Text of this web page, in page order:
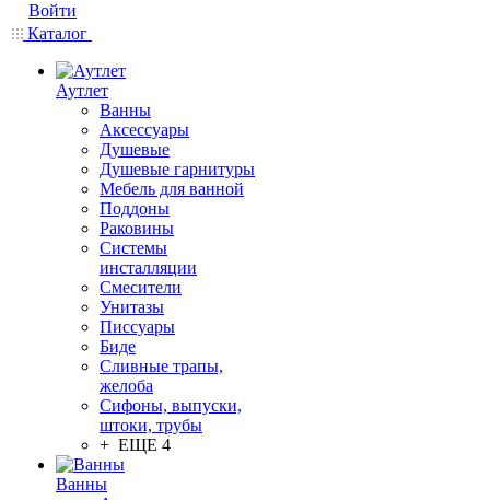
Войти
Каталог
Аутлет
Ванны
Аксессуары
Душевые
Душевые гарнитуры
Мебель для ванной
Поддоны
Раковины
Системы
инсталляции
Смесители
Унитазы
Писсуары
Биде
Сливные трапы,
желоба
Сифоны, выпуски,
штоки, трубы
+ ЕЩЕ 4
Ванны